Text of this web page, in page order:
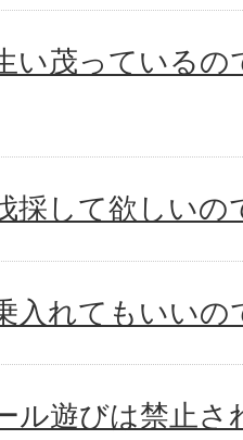
い茂っている
採して欲しいの
入れてもいいの
ル遊びは禁止